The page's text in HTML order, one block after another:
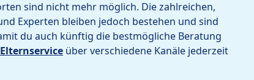
sind nicht mehr möglich. Die zahlreichen,
Experten bleiben jedoch bestehen und sind
du auch künftig die bestmögliche Beratung
über verschiedene Kanäle jederzeit